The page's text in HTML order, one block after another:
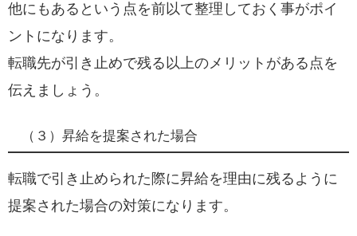
他にもあるという点を前以て整理しておく事がポイ
ント になります。
転職先が引き止めで残る以上のメリットがある点を
伝えましょう。
（３）昇給を提案された場合
転職で引き止められた際に昇給を理由に残るように
提案された場合の対策になります。